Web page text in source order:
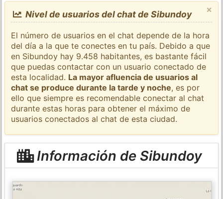
×
Nivel de usuarios del chat de Sibundoy
El número de usuarios en el chat depende de la hora
del día a la que te conectes en tu país. Debido a que
en Sibundoy hay 9.458 habitantes, es bastante fácil
que puedas contactar con un usuario conectado de
esta localidad. La mayor afluencia de usuarios al
chat se produce durante la tarde y noche, es por
ello que siempre es recomendable conectar al chat
durante estas horas para obtener el máximo de
usuarios conectados al chat de esta ciudad.
Información de Sibundoy